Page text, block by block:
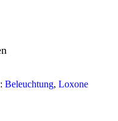
Beleuchtung, Loxone